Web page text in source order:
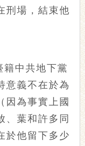
刑場，結束他
籍中共地下黨
意義不在於為
因為事實上國
、葉和許多同
於他留下多少